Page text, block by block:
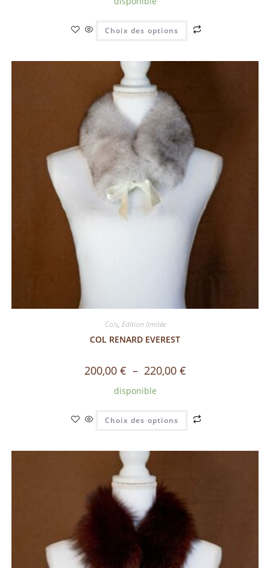
Choix des options
Cols, Edition limitée
COL RENARD EVEREST
200,00 € – 220,00 €
disponible
Choix des options